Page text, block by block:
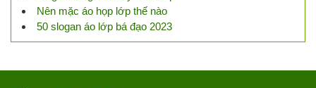
Nên mặc áo họp lớp thế nào
50 slogan áo lớp bá đạo 2023